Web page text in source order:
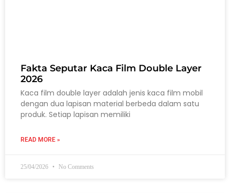
Fakta Seputar Kaca Film Double Layer
2026
Kaca film double layer adalah jenis kaca film mobil
dengan dua lapisan material berbeda dalam satu
produk. Setiap lapisan memiliki
READ MORE »
25/04/2026 No Comments